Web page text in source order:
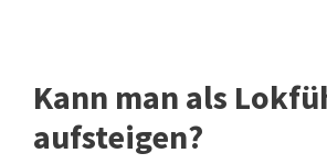
Kann man als
aufsteigen?